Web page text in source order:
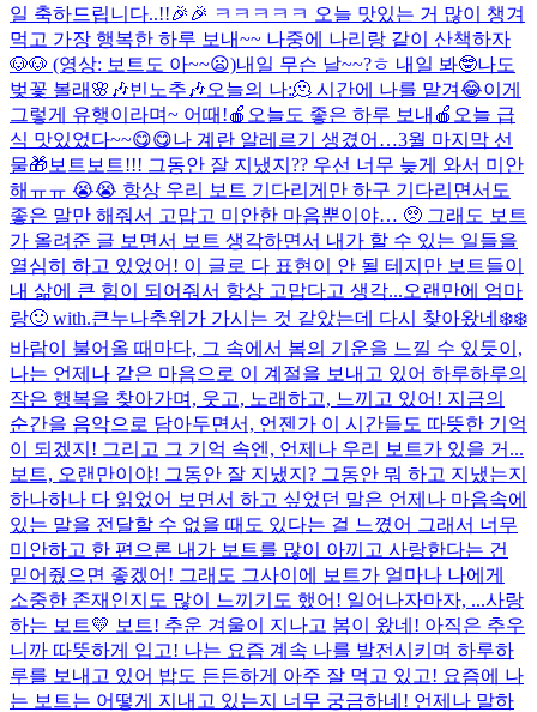
일 축하드립니다..!!🎉🎉 ㅋㅋㅋㅋㅋ 오늘 맛있는 거 많이 챙겨
먹고 가장 행복한 하루 보내~~ 나중에 나리랑 같이 산책하자
🐶🐶 (영상: 보트도 아~~😦)내일 무슨 날~~?ㅎ 내일 봐🤓나도
벚꽃 볼래🌸 🎶빈노추🎶오늘의 나:🫠 시간에 나를 맡겨😂이게
그렇게 유행이라며~ 어때!🍎오늘도 좋은 하루 보내🍎 오늘 급
식 맛있었다~~😋😋나 계란 알레르기 생겼어…3월 마지막 선
물🎁 보트보트!!! 그동안 잘 지냈지?? 우선 너무 늦게 와서 미안
해ㅠㅠ 😭😭 항상 우리 보트 기다리게만 하구 기다리면서도
좋은 말만 해줘서 고맙고 미안한 마음뿐이야… 🥺 그래도 보트
가 올려준 글 보면서 보트 생각하면서 내가 할 수 있는 일들을
열심히 하고 있었어! 이 글로 다 표현이 안 될 테지만 보트들이
내 삶에 큰 힘이 되어줘서 항상 고맙다고 생각...오랜만에 엄마
랑🙂 with.큰누나추위가 가시는 것 같았는데 다시 찾아왔네❄️❄️
바람이 불어올 때마다, 그 속에서 봄의 기운을 느낄 수 있듯이,
나는 언제나 같은 마음으로 이 계절을 보내고 있어 하루하루의
작은 행복을 찾아가며, 웃고, 노래하고, 느끼고 있어! 지금의
순간을 음악으로 담아두면서, 언젠가 이 시간들도 따뜻한 기억
이 되겠지! 그리고 그 기억 속엔, 언제나 우리 보트가 있을 거...
보트, 오랜만이야! 그동안 잘 지냈지? 그동안 뭐 하고 지냈는지
하나하나 다 읽었어 보면서 하고 싶었던 말은 언제나 마음속에
있는 말을 전달할 수 없을 때도 있다는 걸 느꼈어 그래서 너무
미안하고 한 편으론 내가 보트를 많이 아끼고 사랑한다는 건
믿어줬으면 좋겠어! 그래도 그사이에 보트가 얼마나 나에게
소중한 존재인지도 많이 느끼기도 했어! 일어나자마자, ...사랑
하는 보트💛 보트! 추운 겨울이 지나고 봄이 왔네! 아직은 추우
니까 따뜻하게 입고! 나는 요즘 계속 나를 발전시키며 하루하
루를 보내고 있어 밥도 든든하게 아주 잘 먹고 있고! 요즘에 나
는 보트는 어떻게 지내고 있는지 너무 궁금하네! 언제나 말하